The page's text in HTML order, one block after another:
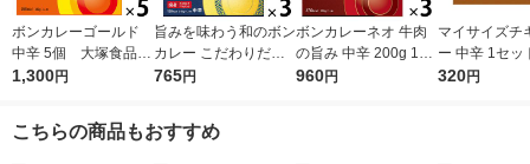
ボンカレーゴールド
中辛 5個 大塚食品
レンジ対応
1,300円
旨みを味わう和のボン
カレー こだわりだし
の和風カレー 中辛
1セット（1個×3）
765円
ボンカレーネオ 牛肉
の旨み 中辛 200g 1セ
ット（1個×3）大塚食
960円
マイサイズチ
ー 中辛 1セッ
（100g）×2
320円
こちらの商品もおすすめ